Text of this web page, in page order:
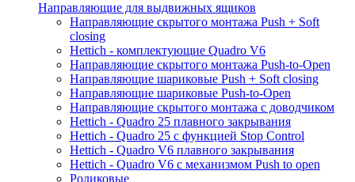
Направляющие для выдвижных ящиков
Направляющие скрытого монтажа Push + Soft
closing
Hettich - комплектующие Quadro V6
Направляющие скрытого монтажа Push-to-Open
Направляющие шариковые Push + Soft closing
Направляющие шариковые Push-to-Open
Направляющие скрытого монтажа с доводчиком
Hettich - Quadro 25 плавного закрывания
Hettich - Quadro 25 с функцией Stop Control
Hettich - Quadro V6 плавного закрывания
Hettich - Quadro V6 с механизмом Push to open
Роликовые